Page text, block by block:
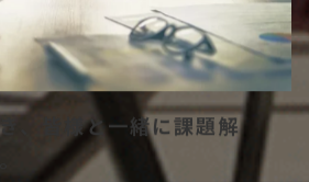
、皆様と一緒に課題解